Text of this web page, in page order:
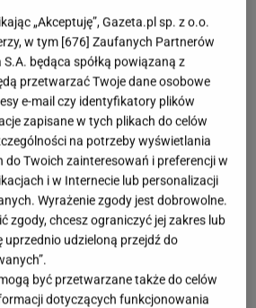
który sprawia, że można
stylizacji. Lasocki stawia na
naturalną, co gwarantuje
noszenia. Wewnętrzna
materiału zapewnia komfort,
użytkowaniu. Klapki na
na letnie przyjęcia, kolacje czy
Doskonale komponują się z
a nawet eleganckimi
model na średnim obcasie o
kolorze nude to uniwersalna
„Akceptuję”, Gazeta.pl sp. z o.o.
w tym [676] Zaufanych Partnerów
będąca spółką powiązaną z
przetwarzać Twoje dane osobowe
e-mail czy identyfikatory plików
zapisane w tych plikach do celów
na potrzeby wyświetlania
do Twoich zainteresowań i preferencji w
i w Internecie lub personalizacji
Wyrażenie zgody jest dobrowolne.
zgody, chcesz ograniczyć jej zakres lub
uprzednio udzieloną przejdź do
być przetwarzane także do celów
dotyczących funkcjonowania